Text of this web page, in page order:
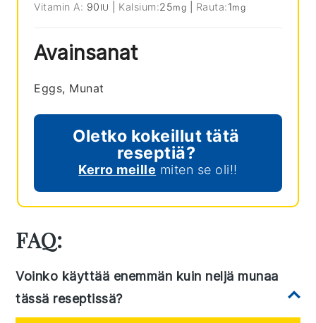
Vitamin A: 90 IU Kalsium:25mg Rauta:1mg
Avainsanat
Eggs, Munat
Oletko kokeillut tätä
reseptiä?
Kerro meille miten se oli!!
FAQ:
Voinko käyttää enemmän kuin neljä munaa
tässä reseptissä?